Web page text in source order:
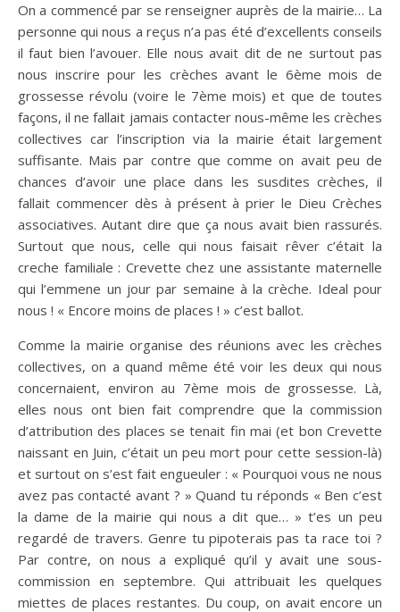
On a commencé par se renseigner auprès de la mairie… La
personne qui nous a reçus n’a pas été d’excellents conseils
il faut bien l’avouer. Elle nous avait dit de ne surtout pas
nous inscrire pour les crèches avant le 6ème mois de
grossesse révolu (voire le 7ème mois) et que de toutes
façons, il ne fallait jamais contacter nous-même les crèches
collectives car l’inscription via la mairie était largement
suffisante. Mais par contre que comme on avait peu de
chances d’avoir une place dans les susdites crèches, il
fallait commencer dès à présent à prier le Dieu Crèches
associatives. Autant dire que ça nous avait bien rassurés.
Surtout que nous, celle qui nous faisait rêver c’était la
creche familiale : Crevette chez une assistante maternelle
qui l’emmene un jour par semaine à la crèche. Ideal pour
nous ! « Encore moins de places ! » c’est ballot.
Comme la mairie organise des réunions avec les crèches
collectives, on a quand même été voir les deux qui nous
concernaient, environ au 7ème mois de grossesse. Là,
elles nous ont bien fait comprendre que la commission
d’attribution des places se tenait fin mai (et bon Crevette
naissant en Juin, c’était un peu mort pour cette session-là)
et surtout on s’est fait engueuler : « Pourquoi vous ne nous
avez pas contacté avant ? » Quand tu réponds « Ben c’est
la dame de la mairie qui nous a dit que… » t’es un peu
regardé de travers. Genre tu pipoterais pas ta race toi ?
Par contre, on nous a expliqué qu’il y avait une sous-
commission en septembre. Qui attribuait les quelques
miettes de places restantes. Du coup, on avait encore un